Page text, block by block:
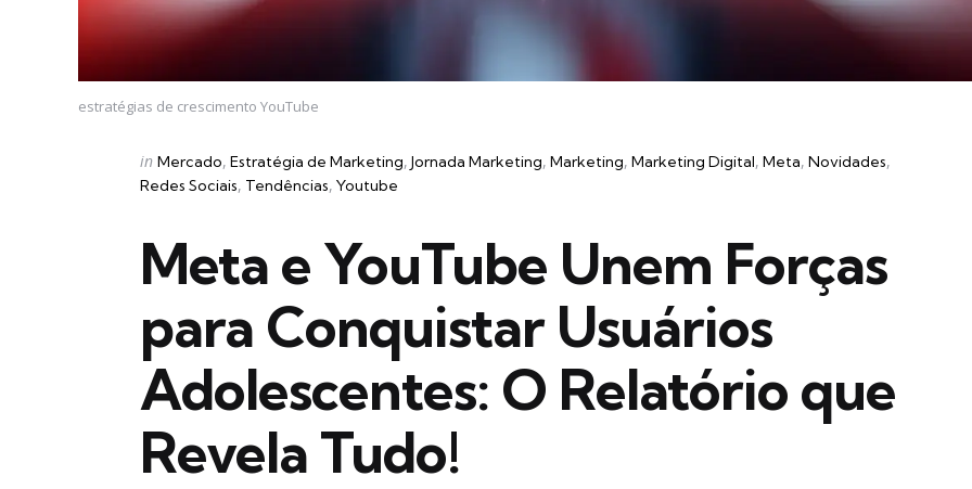
estratégias de crescimento YouTube
Categories
Posted
in
in Mercado Estratégia de Marketing Jornada Marketing Marketing Marketing Digital Meta Novidades
Redes Sociais Tendências Youtube
Meta e YouTube Unem Forças
para Conquistar Usuários
Adolescentes: O Relatório que
Revela Tudo!